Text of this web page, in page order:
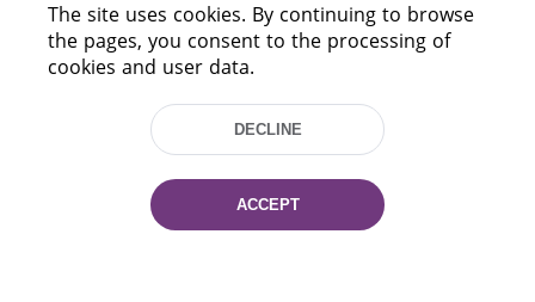
HELP
The site uses cookies. By continuing to browse
the pages, you consent to the processing of
cookies and user data.
DECLINE
ACCEPT